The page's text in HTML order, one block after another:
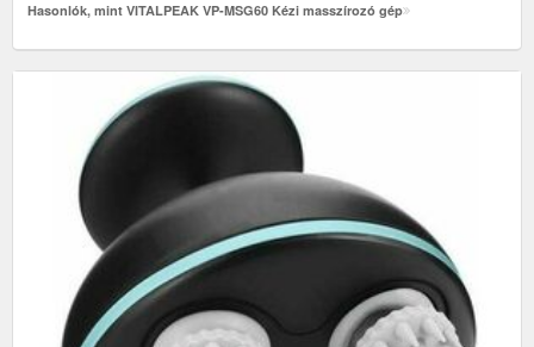
Hasonlók, mint VITALPEAK VP-MSG60 Kézi masszírozó gép